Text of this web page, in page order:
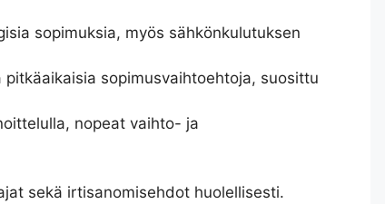
sopimuksia, myös sähkönkulutuksen
sopimusvaihtoehtoja, suosittu
nopeat vaihto- ja
sekä irtisanomisehdot huolellisesti.